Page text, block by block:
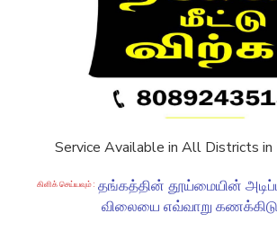
Service Available in All Districts in
கிளிக் செய்யவும் : தங்கத்தின் தூய்மையின்
விலையை எவ்வாறு